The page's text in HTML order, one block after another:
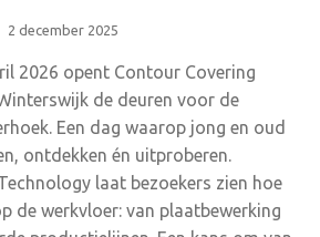
2 december 2025
2026 opent Contour Covering
de deuren voor de
Een dag waarop jong en oud
ontdekken én uitproberen.
laat bezoekers zien hoe
de werkvloer: van plaatbewerking